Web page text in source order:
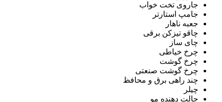
جاروی تخت خواب
جامپ استارتر
جعبه ناهار
چاقو تیزکن برقی
چای ساز
چرخ خیاطی
چرخ گوشت
چرخ گوشت صنعتی
چند راهی برق و محافظ
چیلر
حالت دهنده مو